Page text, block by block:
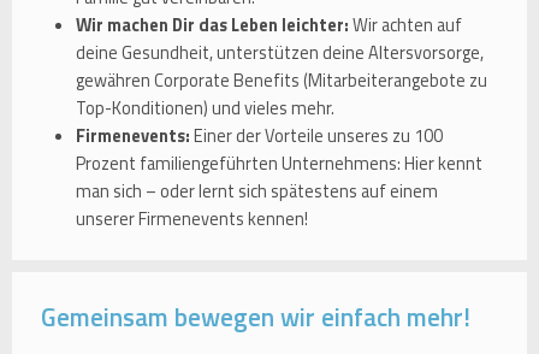
Wir machen Dir das Leben leichter:Wir achten auf
deine Gesundheit, unterstützen deine Altersvorsorge,
gewähren Corporate Benefits (Mitarbeiterangebote zu
Top-Konditionen) und vieles mehr.
Firmenevents:Einer der Vorteile unseres zu 100
Prozent familiengeführten Unternehmens: Hier kennt
man sich – oder lernt sich spätestens auf einem
unserer Firmenevents kennen!
Gemeinsam bewegen wir einfach mehr!